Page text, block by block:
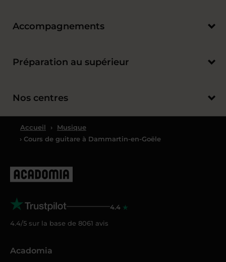
Accompagnements
Préparation au supérieur
Nos centres
Accueil ›
Musique
› Cours de guitare à Dammartin-en-Goële
4.4
4.4/5 sur la base de 8061 avis
Acadomia